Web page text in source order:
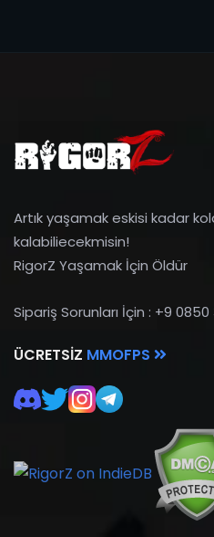
Artık yaşamak eskisi kadar
kalabiliecekmisin!
RigorZ Yaşamak İçin Öldür
Sipariş Sorunları İçin : +9
ÜCRETSIZ MMOFPS